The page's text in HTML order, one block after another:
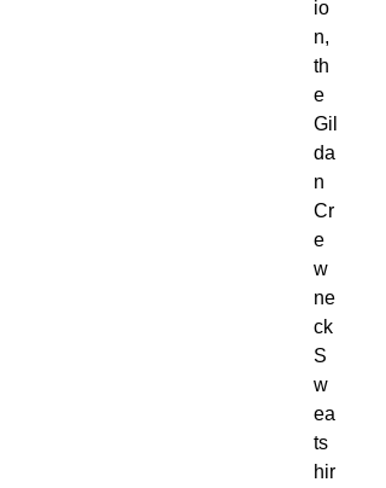
io
n,
th
e
Gil
da
n
Cr
e
w
ne
ck
S
w
ea
ts
hir